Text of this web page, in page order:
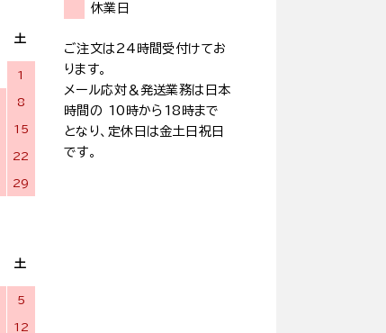
土
1
8
15
22
29
土
5
12
休業日
ご注文は24時間受付けてお
ります。
メール応対＆発送業務は日本
時間の 10時から18時まで
となり、定休日は金土日祝日
です。